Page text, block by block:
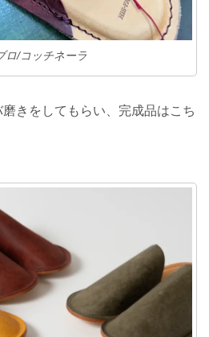
ロ/コッチネーラ
きをしてもらい、完成品はこち